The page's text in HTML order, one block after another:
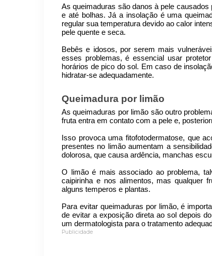
As queimaduras são danos à pele
e até bolhas. Já a insolação é uma
regular sua temperatura devido ao calor
pele quente e seca.
Bebês e idosos, por serem mais
esses problemas, é essencial usar
horários de pico do sol. Em caso de
hidratar-se adequadamente.
Queimadura por limão
As queimaduras por limão são outro
fruta entra em contato com a pele e,
Isso provoca uma fitofotodermatose, que
presentes no limão aumentam a
dolorosa, que causa ardência, manchas
O limão é mais associado ao problema,
caipirinha e nos alimentos, mas qualquer
alguns temperos e plantas.
Para evitar queimaduras por limão, é
de evitar a exposição direta ao sol depois
um dermatologista para o tratamento
Publicidade